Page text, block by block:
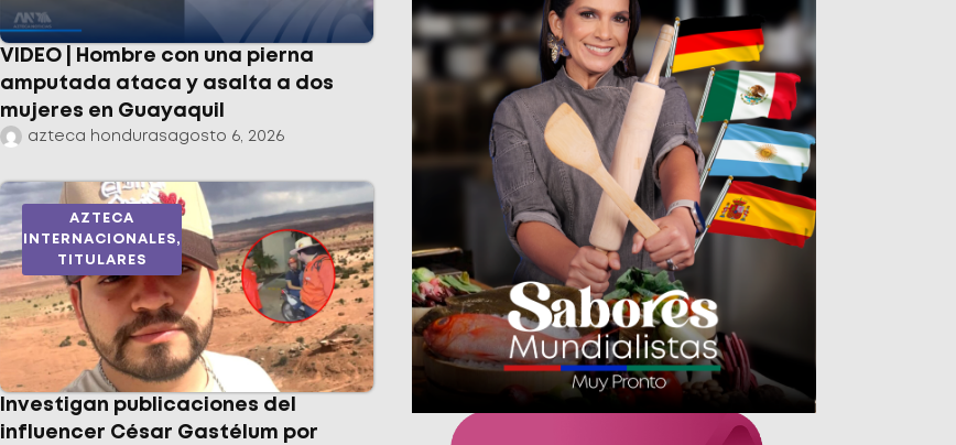
VIDEO | Hombre con una pierna
amputada ataca y asalta a dos
mujeres en Guayaquil
azteca hondurasagosto 6, 2026
AZTECA
INTERNACIONALES,
TITULARES
Investigan publicaciones del
influencer César Gastélum por